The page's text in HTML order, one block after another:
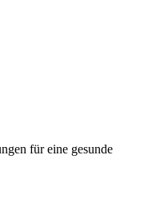
für eine gesunde